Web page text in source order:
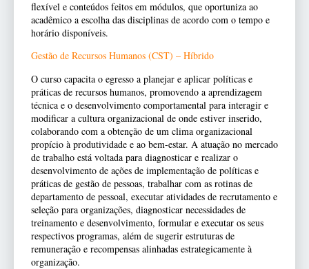
flexível e conteúdos feitos em módulos, que oportuniza ao
acadêmico a escolha das disciplinas de acordo com o tempo e
horário disponíveis.
Gestão de Recursos Humanos (CST) – Híbrido
O curso capacita o egresso a planejar e aplicar políticas e
práticas de recursos humanos, promovendo a aprendizagem
técnica e o desenvolvimento comportamental para interagir e
modificar a cultura organizacional de onde estiver inserido,
colaborando com a obtenção de um clima organizacional
propício à produtividade e ao bem-estar. A atuação no mercado
de trabalho está voltada para diagnosticar e realizar o
desenvolvimento de ações de implementação de políticas e
práticas de gestão de pessoas, trabalhar com as rotinas de
departamento de pessoal, executar atividades de recrutamento e
seleção para organizações, diagnosticar necessidades de
treinamento e desenvolvimento, formular e executar os seus
respectivos programas, além de sugerir estruturas de
remuneração e recompensas alinhadas estrategicamente à
organização.